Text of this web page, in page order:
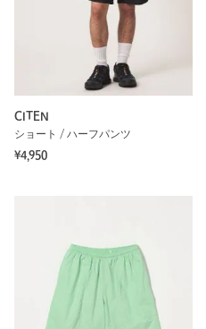
CITEN
ショート / ハーフパンツ
¥4,950